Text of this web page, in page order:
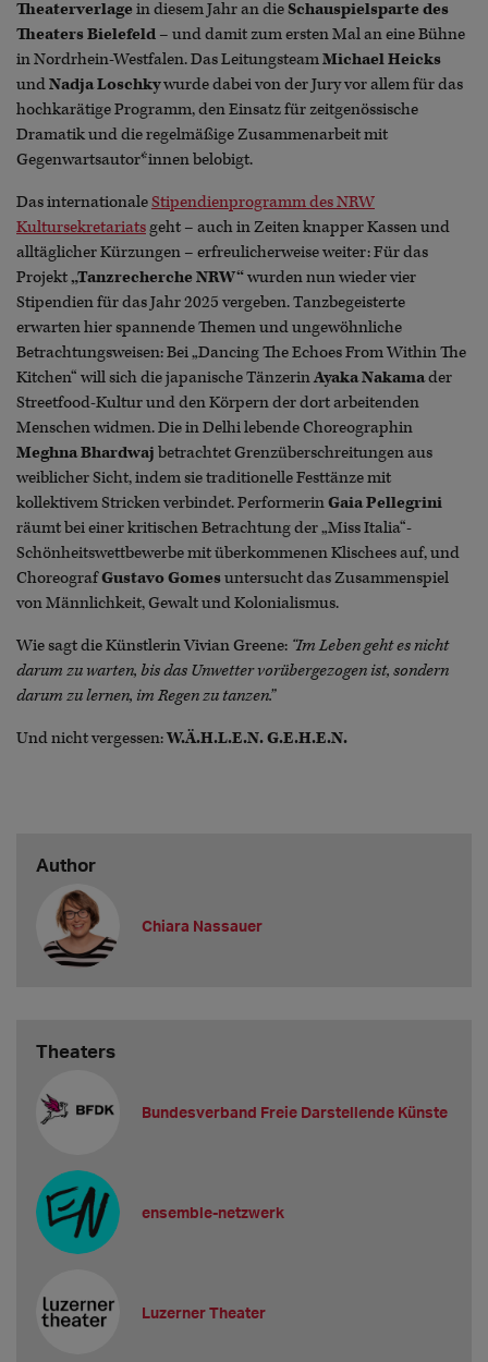
Theaterverlagein diesem Jahr an dieSchauspielsparte des
Theaters Bielefeld – und damit zum ersten Mal an eine Bühne
in Nordrhein-Westfalen. Das LeitungsteamMichael Heicks
undNadja Loschkywurde dabei von der Jury vor allem für das
hochkarätige Programm, den Einsatz für zeitgenössische
Dramatik und die regelmäßige Zusammenarbeit mit
Gegenwartsautor*innen belobigt.
Das internationaleStipendienprogramm des NRW
Kultursekretariatsgeht – auch in Zeiten knapper Kassen und
alltäglicher Kürzungen – erfreulicherweise weiter: Für das
Projekt„Tanzrecherche NRW“wurden nun wieder vier
Stipendien für das Jahr 2025 vergeben. Tanzbegeisterte
erwarten hier spannende Themen und ungewöhnliche
Betrachtungsweisen: Bei „Dancing The Echoes From Within The
Kitchen“ will sich die japanische TänzerinAyaka Nakamader
Streetfood-Kultur und den Körpern der dort arbeitenden
Menschen widmen. Die in Delhi lebende Choreographin
Meghna Bhardwaj betrachtet Grenzüberschreitungen aus
weiblicher Sicht, indem sie traditionelle Festtänze mit
kollektivem Stricken verbindet. PerformerinGaia Pellegrini
räumt bei einer kritischen Betrachtung der „Miss Italia“-
Schönheitswettbewerbe mit überkommenen Klischees auf, und
ChoreografGustavo Gomesuntersucht das Zusammenspiel
von Männlichkeit, Gewalt und Kolonialismus.
Wie sagt die Künstlerin Vivian Greene: “Im Leben geht es nicht
darum zu warten, bis das Unwetter vorübergezogen ist, sondern
darum zu lernen, im Regen zu tanzen.”
Und nicht vergessen:W.Ä.H.L.E.N. G.E.H.E.N.
Author
Chiara Nassauer
Theaters
Bundesverband Freie Darstellende Künste
ensemble-netzwerk
Luzerner Theater